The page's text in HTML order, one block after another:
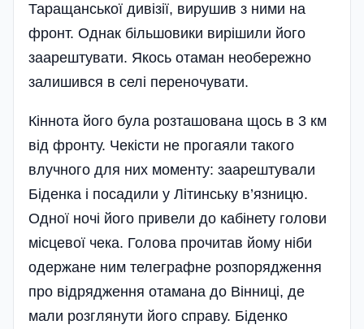
Таращанської дивізії, вирушив з ними на
фронт. Однак більшовики вирішили його
заарештувати. Якось отаман необережно
залишився в селі переночувати.
Кіннота його була розташована щось в 3 км
від фронту. Чекісти не прогаяли такого
влучного для них моменту: заарештували
Біденка і посадили у Літинську в’язницю.
Одної ночі його привели до кабінету голови
місцевої чека. Голова прочитав йому ніби
одержане ним телеграфне розпорядження
про відрядження отамана до Вінниці, де
мали розглянути його справу. Біденко